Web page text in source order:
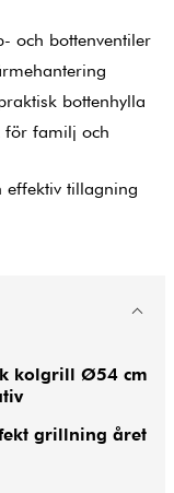
och bottenventiler
bottenhylla
för familj och
tillagning
kolgrill Ø54 cm
grillning året